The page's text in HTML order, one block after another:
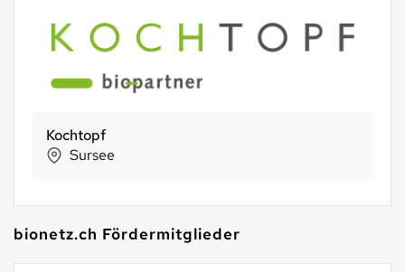
Kochtopf
Sursee
bionetz.ch Fördermitglieder